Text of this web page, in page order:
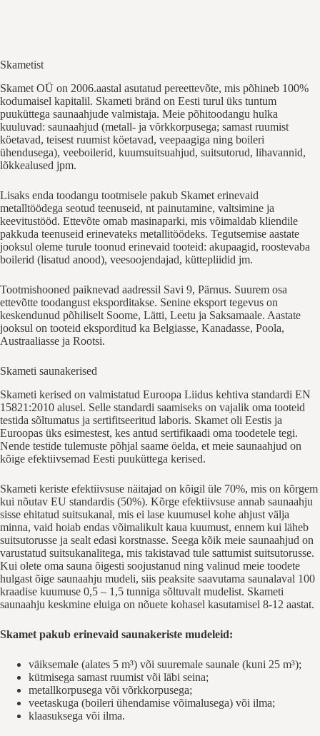
Skametist
Skamet OÜ on 2006.aastal asutatud pereettevõte, mis põhineb 100%
kodumaisel kapitalil. Skameti bränd on Eesti turul üks tuntum
puuküttega saunaahjude valmistaja. Meie põhitoodangu hulka
kuuluvad: saunaahjud (metall- ja võrkkorpusega; samast ruumist
köetavad, teisest ruumist köetavad, veepaagiga ning boileri
ühendusega), veeboilerid, kuumsuitsuahjud, suitsutorud, lihavannid,
lõkkealused jpm.
Lisaks enda toodangu tootmisele pakub Skamet erinevaid
metalltöödega seotud teenuseid, nt painutamine, valtsimine ja
keevitustööd. Ettevõte omab masinaparki, mis võimaldab kliendile
pakkuda teenuseid erinevateks metallitöödeks. Tegutsemise aastate
jooksul oleme turule toonud erinevaid tooteid: akupaagid, roostevaba
boilerid (lisatud anood), veesoojendajad, küttepliidid jm.
Tootmishooned paiknevad aadressil Savi 9, Pärnus. Suurem osa
ettevõtte toodangust eksporditakse. Senine eksport tegevus on
keskendunud põhiliselt Soome, Lätti, Leetu ja Saksamaale. Aastate
jooksul on tooteid eksporditud ka Belgiasse, Kanadasse, Poola,
Austraaliasse ja Rootsi.
Skameti saunakerised
Skameti kerised on valmistatud Euroopa Liidus kehtiva standardi EN
15821:2010 alusel. Selle standardi saamiseks on vajalik oma tooteid
testida sõltumatus ja sertifitseeritud laboris. Skamet oli Eestis ja
Euroopas üks esimestest, kes antud sertifikaadi oma toodetele tegi.
Nende testide tulemuste põhjal saame öelda, et meie saunaahjud on
kõige efektiivsemad Eesti puuküttega kerised.
Skameti keriste efektiivsuse näitajad on kõigil üle 70%, mis on kõrgem
kui nõutav EU standardis (50%). Kõrge efektiivsuse annab saunaahju
sisse ehitatud suitsukanal, mis ei lase kuumusel kohe ahjust välja
minna, vaid hoiab endas võimalikult kaua kuumust, ennem kui läheb
suitsutorusse ja sealt edasi korstnasse. Seega kõik meie saunaahjud on
varustatud suitsukanalitega, mis takistavad tule sattumist suitsutorusse.
Kui olete oma sauna õigesti soojustanud ning valinud meie toodete
hulgast õige saunaahju mudeli, siis peaksite saavutama saunalaval 100
kraadise kuumuse 0,5 – 1,5 tunniga sõltuvalt mudelist. Skameti
saunaahju keskmine eluiga on nõuete kohasel kasutamisel 8-12 aastat.
Skamet pakub erinevaid saunakeriste mudeleid:
väiksemale (alates 5 m³) või suuremale saunale (kuni 25 m³);
kütmisega samast ruumist või läbi seina;
metallkorpusega või võrkkorpusega;
veetaskuga (boileri ühendamise võimalusega) või ilma;
klaasuksega või ilma.